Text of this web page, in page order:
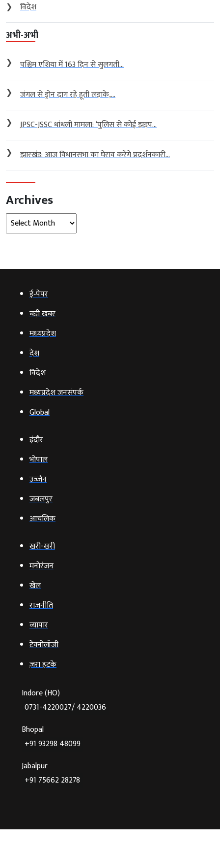
❯
विदेश
अभी-अभी
❯ पश्चिम एशिया में 163 दिन से सुलगती...
❯ जंगल से ड्रोन दाग रहे हूती लड़ाके,...
❯ JPSC-JSSC धांधली मामला: ‘पुलिस से कोई झड़प...
❯ झारखंड: आज विधानसभा का घेराव करेंगे प्रदर्शनकारी...
Archives
Archives
ई‑पेपर
बड़ी खबर
मध्‍यप्रदेश
देश
विदेश
मध्यप्रदेश जनसंपर्क
Global
इंदौर
भोपाल
उज्‍जैन
जबलपुर
आचंलिक
खरी-खरी
मनोरंजन
खेल
राजनीति
व्‍यापार
टेक्‍नोलॉजी
ज़रा हटके
Indore (HO)
0731-4220027/ 4220036
Bhopal
+91 93298 48099
Jabalpur
+91 75662 28278